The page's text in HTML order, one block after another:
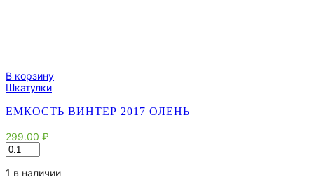
В корзину
Шкатулки
ЕМКОСТЬ ВИНТЕР 2017 ОЛЕНЬ
299.00 ₽
Количество
товара
Емкость
1 в наличии